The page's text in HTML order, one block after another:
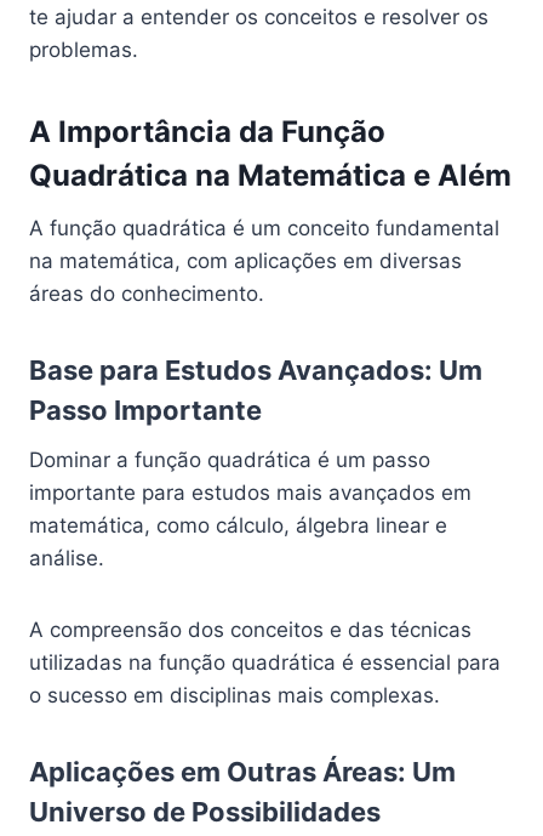
te ajudar a entender os conceitos e resolver os
problemas.
A Importância da Função
Quadrática na Matemática e Além
A função quadrática é um conceito fundamental
na matemática, com aplicações em diversas
áreas do conhecimento.
Base para Estudos Avançados: Um
Passo Importante
Dominar a função quadrática é um passo
importante para estudos mais avançados em
matemática, como cálculo, álgebra linear e
análise.
A compreensão dos conceitos e das técnicas
utilizadas na função quadrática é essencial para
o sucesso em disciplinas mais complexas.
Aplicações em Outras Áreas: Um
Universo de Possibilidades